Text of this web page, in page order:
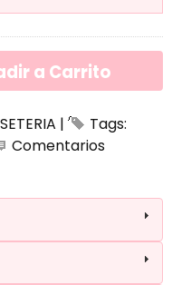
a Carrito
|
Tags:
Comentarios